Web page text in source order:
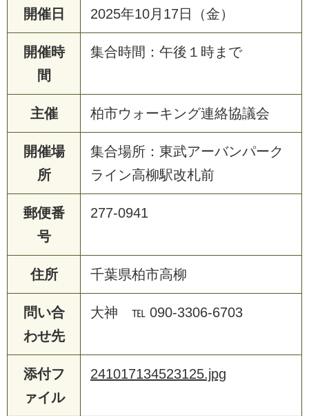
開催日 2025年10月17日（金）
開催時
間
集合時間：午後１時まで
主催 柏市ウォーキング連絡協議会
開催場
所
集合場所：東武アーバンパーク
ライン高柳駅改札前
郵便番
号
277-0941
住所 千葉県柏市高柳
問い合
わせ先
大神 ℡ 090-3306-6703
添付フ
ァイル
241017134523125.jpg